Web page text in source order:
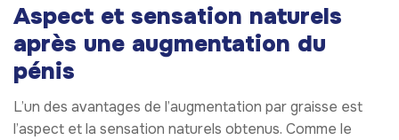
Aspect et sensation naturels
après une augmentation du
pénis
L’un des avantages de l’augmentation par graisse est
l’aspect et la sensation naturels obtenus. Comme le